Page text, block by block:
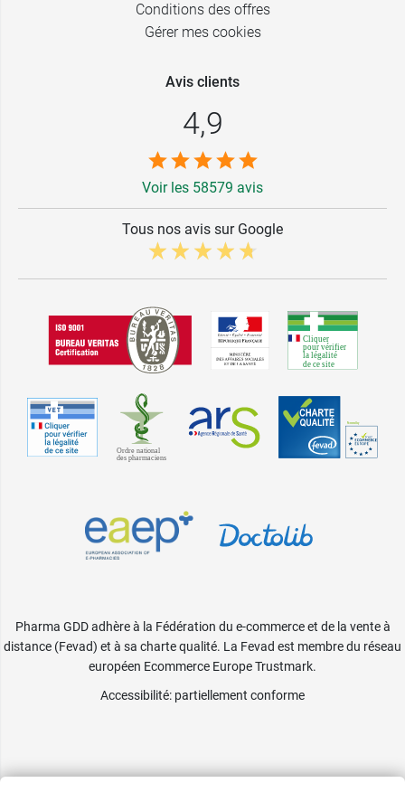
Conditions des offres
Gérer mes cookies
Avis clients
4,9
Voir les 58579 avis
Tous nos avis sur Google
Pharma GDD adhère à la Fédération du e-commerce et de la vente à
distance (Fevad) et à sa charte qualité. La Fevad est membre du réseau
européen Ecommerce Europe Trustmark.
Accessibilité: partiellement conforme